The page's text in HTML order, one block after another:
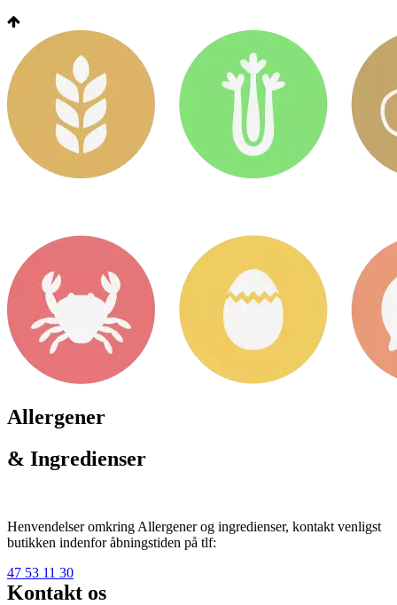
Allergener
& Ingredienser
Henvendelser omkring Allergener og ingredienser, kontakt venligst
butikken indenfor åbningstiden på tlf:
47 53 11 30
Kontakt os